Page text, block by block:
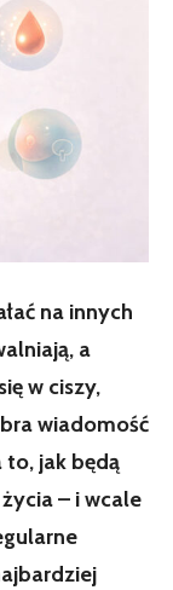
na innych
a
w ciszy,
wiadomość
to, jak będą
– i wcale